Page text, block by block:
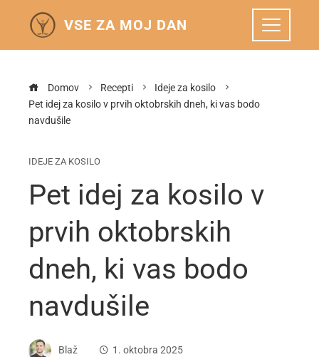
VSE ZA MOJ DAN
Domov Recepti
Ideje za kosilo
Pet idej za kosilo v prvih oktobrskih dneh, ki vas bodo
navdušile
IDEJE ZA KOSILO
Pet idej za kosilo v
prvih oktobrskih
dneh, ki vas bodo
navdušile
Blaž 1. oktobra 2025